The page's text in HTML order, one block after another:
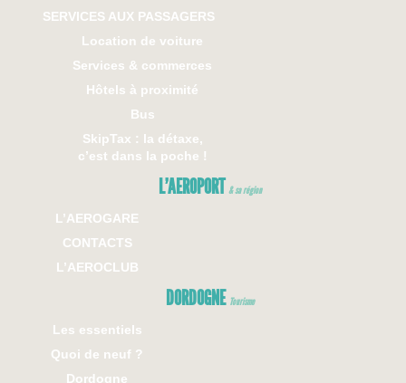
SERVICES AUX PASSAGERS
Location de voiture
Services & commerces
Hôtels à proximité
Bus
SkipTax : la détaxe,
c’est dans la poche !
L’AEROPORT& sa région
L’AEROGARE
CONTACTS
L’AEROCLUB
DORDOGNE Tourisme
Les essentiels
Quoi de neuf ?
Dordogne